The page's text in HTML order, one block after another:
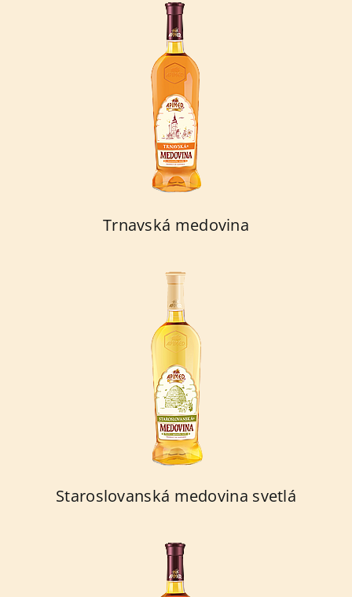
Trnavská medovina
Staroslovanská medovina svetlá